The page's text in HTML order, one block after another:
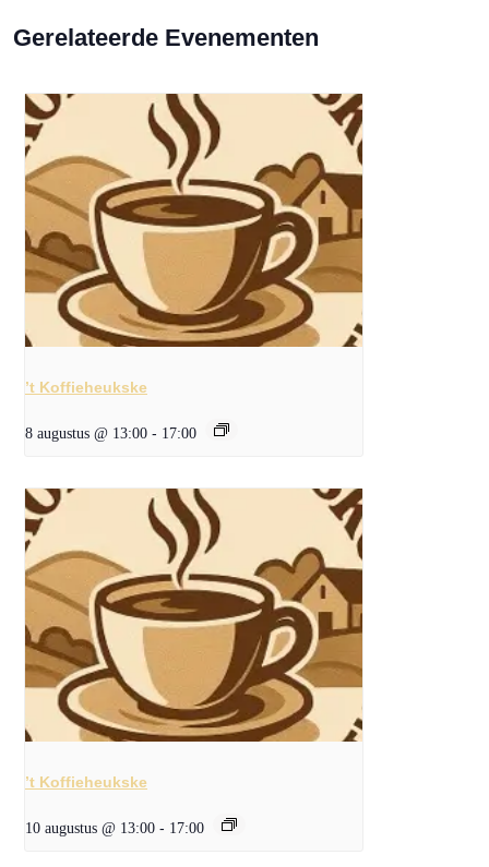
Gerelateerde Evenementen
’t Koffieheukske
8 augustus @ 13:00 - 17:00
’t Koffieheukske
10 augustus @ 13:00 - 17:00